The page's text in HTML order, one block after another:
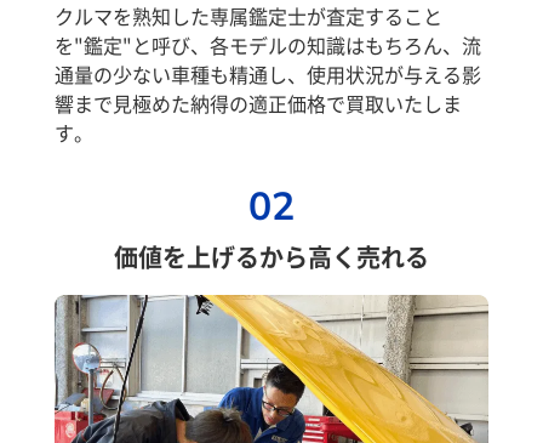
クルマを熟知した専属鑑定士が査定すること
を"鑑定"と呼び、各モデルの知識はもちろん、流
通量の少ない車種も精通し、使用状況が与える影
響まで見極めた納得の適正価格で買取いたしま
す。
02
価値を上げるから高く売れる